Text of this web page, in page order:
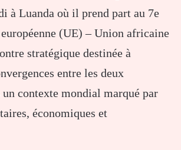
à Luanda où il prend part au 7e
(UE) – Union africaine
stratégique destinée à
entre les deux
contexte mondial marqué par
économiques et